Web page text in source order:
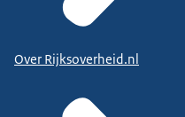
Over Rijksoverheid.nl